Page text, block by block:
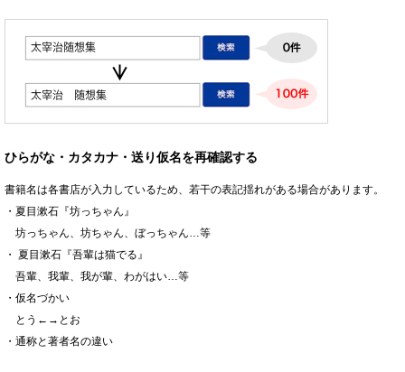
ひらがな・カタカナ・送り仮名を再確認する
書籍名は各書店が入力しているため、若干の表記揺れがある場合があります。
・夏目漱石『坊っちゃん』
坊っちゃん、坊ちゃん、ぼっちゃん…等
・ 夏目漱石『吾輩は猫でる』
吾輩、我輩、我が輩、わがはい…等
・仮名づかい
とう←→とお
・通称と著者名の違い